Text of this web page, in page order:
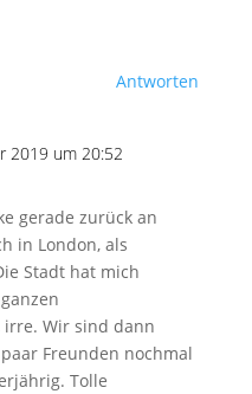
Antworten
2019 um 20:52
gerade zurück an
in London, als
Stadt hat mich
irre. Wir sind dann
Freunden nochmal
Tolle